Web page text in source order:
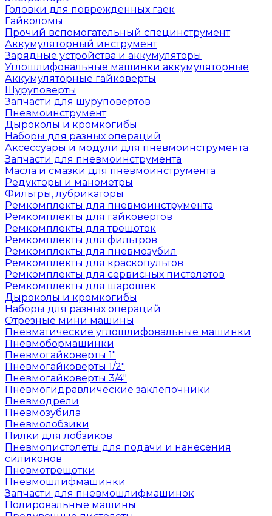
Головки для поврежденных гаек
Гайколомы
Прочий вспомогательный специнструмент
Аккумуляторный инструмент
Зарядные устройства и аккумуляторы
Углошлифовальные машинки аккумуляторные
Аккумуляторные гайковерты
Шуруповерты
Запчасти для шуруповертов
Пневмоинструмент
Дыроколы и кромкогибы
Наборы для разных операций
Аксессуары и модули для пневмоинструмента
Запчасти для пневмоинструмента
Масла и смазки для пневмоинструмента
Редукторы и манометры
Фильтры, лубрикаторы
Ремкомплекты для пневмоинструмента
Ремкомплекты для гайковертов
Ремкомплекты для трещоток
Ремкомплекты для фильтров
Ремкомплекты для пневмозубил
Ремкомплекты для краскопультов
Ремкомплекты для сервисных пистолетов
Ремкомплекты для шарошек
Дыроколы и кромкогибы
Наборы для разных операций
Отрезные мини машины
Пневматические углошлифовальные машинки
Пневмобормашинки
Пневмогайковерты 1"
Пневмогайковерты 1/2"
Пневмогайковерты 3/4"
Пневмогидравлические заклепочники
Пневмодрели
Пневмозубила
Пневмолобзики
Пилки для лобзиков
Пневмопистолеты для подачи и нанесения
силиконов
Пневмотрещотки
Пневмошлифмашинки
Запчасти для пневмошлифмашинок
Полировальные машины